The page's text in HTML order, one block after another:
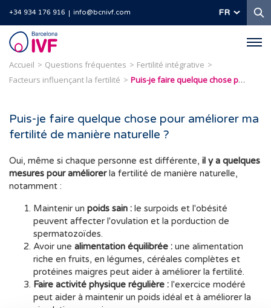
+34 934 176 916 info@bcnivf.com FR
Barcelona
IVF
Accueil Questions fréquentes
Fertilité intégrative
Facteurs influençant la fertilité
Puis-je faire quelque chose pour améliorer ma fertilité de manière naturelle ?
Puis-je faire quelque chose pour améliorer ma
fertilité de manière naturelle ?
Oui, même si chaque personne est différente, il y a quelques
mesures pour améliorerla fertilité de manière naturelle,
notamment :
Maintenir un poids sain : le surpoids et l'obésité
peuvent affecter l'ovulation et la porduction de
spermatozoïdes.
Avoir une alimentation équilibrée : une alimentation
riche en fruits, en légumes, céréales complètes et
protéines maigres peut aider à améliorer la fertilité.
Faire activité physique régulière : l'exercice modéré
peut aider à maintenir un poids idéal et à améliorer la